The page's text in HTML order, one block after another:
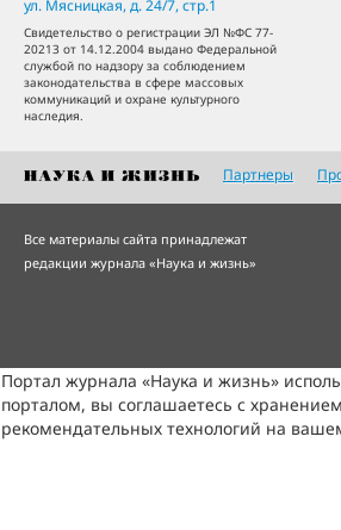
ул. Мясницкая, д. 24/7, стр.1
Свидетельство о регистрации ЭЛ №ФС 77-
20213 от 14.12.2004 выдано Федеральной
службой по надзору за соблюдением
законодательства в сфере массовых
коммуникаций и охране культурного
наследия.
Партнеры
Все материалы сайта принадлежат
редакции журнала «Наука и жизнь»
Портал журнала «Наука и жизнь»
порталом, вы соглашаетесь с
рекомендательных технологий на